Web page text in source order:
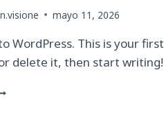
mayo 11, 2026
WordPress. This is your first
delete it, then start writing!